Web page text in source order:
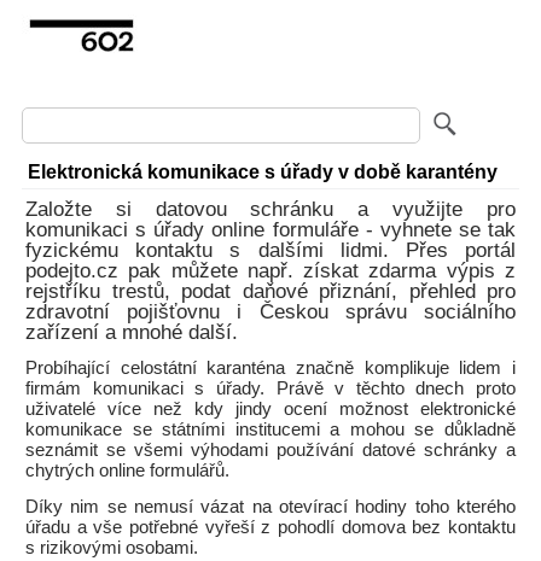
Elektronická komunikace s úřady v době karantény
Založte si datovou schránku a využijte pro
komunikaci s úřady online formuláře - vyhnete se tak
fyzickému kontaktu s dalšími lidmi. Přes portál
podejto.cz pak můžete např. získat zdarma výpis z
rejstříku trestů, podat daňové přiznání, přehled pro
zdravotní pojišťovnu i Českou správu sociálního
zařízení a mnohé další.
Probíhající celostátní karanténa značně komplikuje lidem i
firmám komunikaci s úřady. Právě v těchto dnech proto
uživatelé více než kdy jindy ocení možnost elektronické
komunikace se státními institucemi a mohou se důkladně
seznámit se všemi výhodami používání datové schránky a
chytrých online formulářů.
Díky nim se nemusí vázat na otevírací hodiny toho kterého
úřadu a vše potřebné vyřeší z pohodlí domova bez kontaktu
s rizikovými osobami.